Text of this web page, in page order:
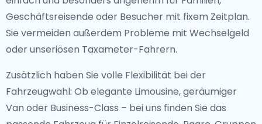
Geschäftsreisende oder Besucher mit fixem Zeitplan.
Sie vermeiden außerdem Probleme mit Wechselgeld
oder unseriösen Taxameter-Fahrern.
Zusätzlich haben Sie volle Flexibilität bei der
Fahrzeugwahl: Ob elegante Limousine, geräumiger
Van oder Business-Class – bei uns finden Sie das